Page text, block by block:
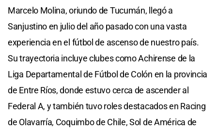
Marcelo Molina, oriundo de Tucumán, llegó a
Sanjustino en julio del año pasado con una vasta
experiencia en el fútbol de ascenso de nuestro país.
Su trayectoria incluye clubes como Achirense de la
Liga Departamental de Fútbol de Colón en la provincia
de Entre Ríos, donde estuvo cerca de ascender al
Federal A, y también tuvo roles destacados en Racing
de Olavarría, Coquimbo de Chile, Sol de América de